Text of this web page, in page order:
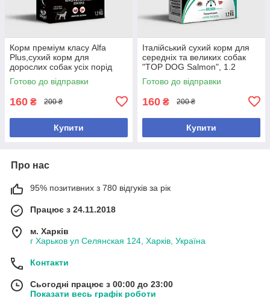
Корм преміум класу Alfa
Plus,сухий корм для
дорослих собак усіх порід
середньої активності, 1.2
кг.,арт.,(26841), В наявності
Готово до відправки
160 ₴ 200 ₴
Купити
Італійський сухий корм для
середніх та великих собак
"TOP DOG Salmon", 1.2
кг.,арт.,(26889), В наявності
Готово до відправки
160 ₴ 200 ₴
Купити
Про нас
95% позитивних з 780 відгуків за рік
Працює з 24.11.2018
м. Харків
г Харьков ул Селянская 124, Харків, Україна
Контакти
Сьогодні працює з 00:00 до 23:00
Показати весь графік роботи